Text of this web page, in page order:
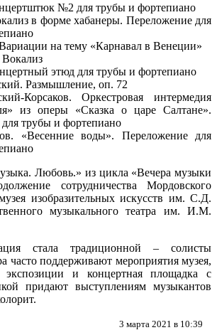
№2 для трубы и фортепиано
в форме хабанеры. Переложение для
на тему «Карнавал в Венеции»
этюд для трубы и фортепиано
Размышление, оп. 72
Корсаков. Оркестровая интермедия
из оперы «Сказка о царе Салтане».
трубы и фортепиано
«Весенние воды». Переложение для
Любовь.» из цикла «Вечера музыки
сотрудничества Мордовского
изобразительных искусств им. С.Д.
музыкального театра им. И.М.
стала традиционной – солисты
часто поддерживают мероприятия музея,
экспозиции и концертная площадка с
придают выступлениям музыкантов
3 марта 2021 в 10:39